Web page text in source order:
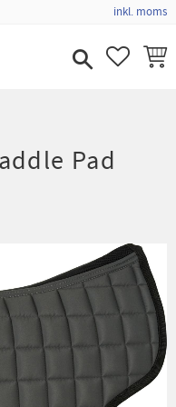
inkl. moms
Pad